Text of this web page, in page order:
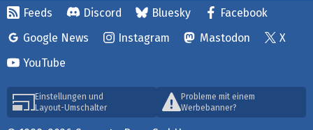
Feeds Discord Bluesky
Facebook
Google News
Instagram Mastodon
X
YouTube
Einstellungen und
Layout-Umschalter
Probleme mit einem
Werbebanner?